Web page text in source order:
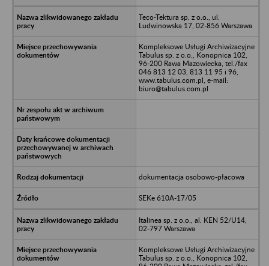
Teco-Tektura sp. z o.o., ul.
Ludwinowska 17, 02-856 Warszawa
Kompleksowe Usługi Archiwizacyjne
Tabulus sp. z o.o., Konopnica 102,
96-200 Rawa Mazowiecka, tel./fax
046 813 12 03, 813 11 95 i 96,
www.tabulus.com.pl, e-mail:
biuro@tabulus.com.pl
dokumentacja osobowo-płacowa
SEKe 610A-17/05
Italinea sp. z o.o., al. KEN 52/U14,
02-797 Warszawa
Kompleksowe Usługi Archiwizacyjne
Tabulus sp. z o.o., Konopnica 102,